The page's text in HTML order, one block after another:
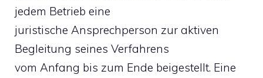
jedem Betrieb eine
juristische Ansprechperson zur aktiven
Begleitung seines Verfahrens
vom Anfang bis zum Ende beigestellt. Eine